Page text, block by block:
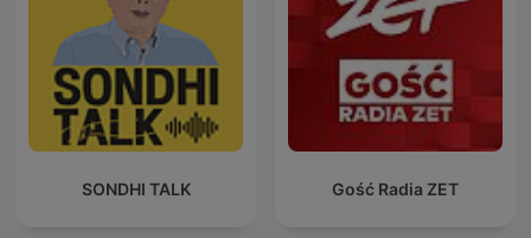
SONDHI TALK Gość Radia ZET